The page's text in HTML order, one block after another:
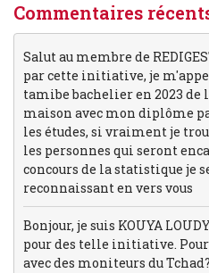
Commentaires
Salut au membre de
par cette initiative, je
tamibe bachelier en 2023 de
maison avec mon diplôme
les études, si vraiment je
les personnes qui seront
concours de la statistique je
reconnaissant en vers vous
Bonjour, je suis KOUYA
pour des telle initiative.
avec des moniteurs du Tchad?